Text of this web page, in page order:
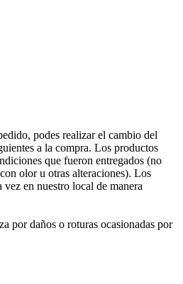
podes realizar el cambio del
a la compra. Los productos
que fueron entregados (no
olor u otras alteraciones). Los
en nuestro local de manera
por daños o roturas ocasionadas por